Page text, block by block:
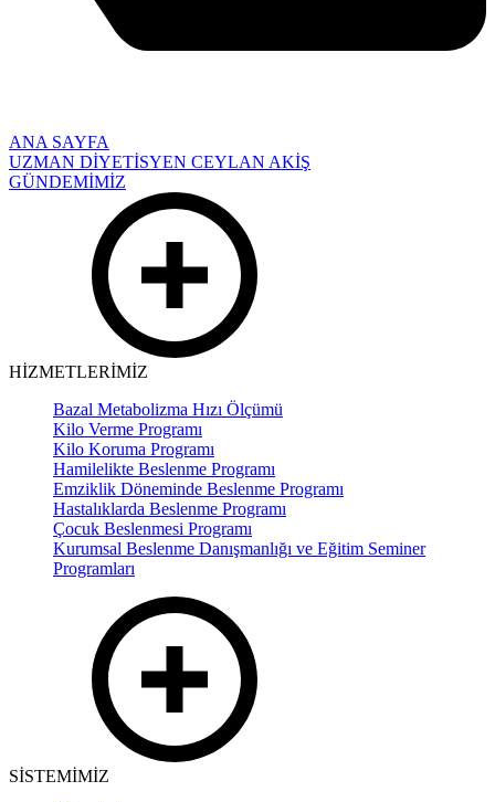
ANA SAYFA
UZMAN DİYETİSYEN CEYLAN AKİŞ
GÜNDEMİMİZ
HİZMETLERİMİZ
Bazal Metabolizma Hızı Ölçümü
Kilo Verme Programı
Kilo Koruma Programı
Hamilelikte Beslenme Programı
Emziklik Döneminde Beslenme Programı
Hastalıklarda Beslenme Programı
Çocuk Beslenmesi Programı
Kurumsal Beslenme Danışmanlığı ve Eğitim Seminer
Programları
SİSTEMİMİZ